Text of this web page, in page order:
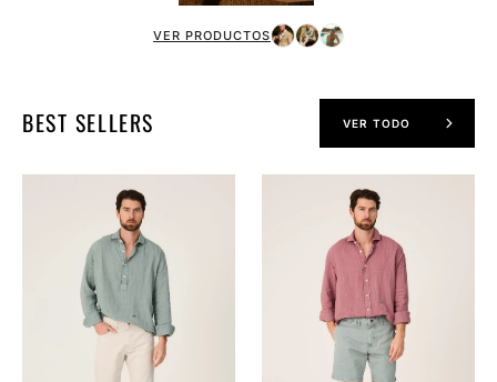
VER PRODUCTOS
BEST SELLERS VER TODO
Formentor
Navarrete